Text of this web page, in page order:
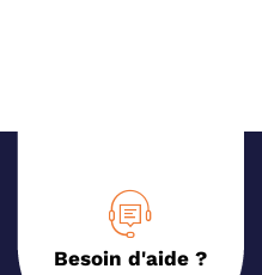
Besoin d'aide ?